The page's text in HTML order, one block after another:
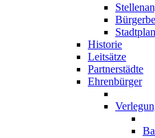
Historie
Leitsätze
Partnerstädte
Ehrenbürger